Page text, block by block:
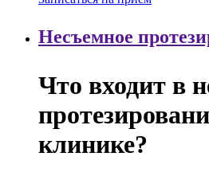
Несъемное
Что входит в
клинике?